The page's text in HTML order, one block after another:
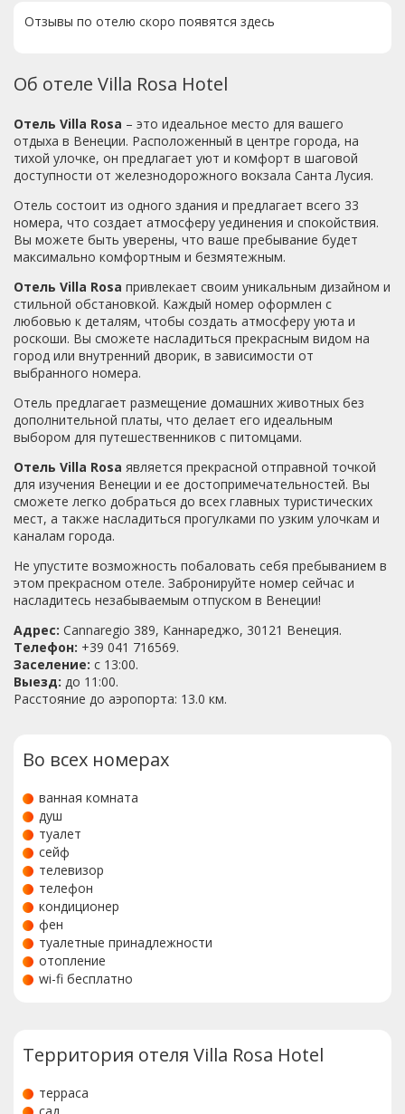
Отзывы по отелю скоро появятся здесь
Об отеле Villa Rosa Hotel
Отель Villa Rosa – это идеальное место для вашего
отдыха в Венеции. Расположенный в центре города, на
тихой улочке, он предлагает уют и комфорт в шаговой
доступности от железнодорожного вокзала Санта Лусия.
Отель состоит из одного здания и предлагает всего 33
номера, что создает атмосферу уединения и спокойствия.
Вы можете быть уверены, что ваше пребывание будет
максимально комфортным и безмятежным.
Отель Villa Rosa привлекает своим уникальным дизайном и
стильной обстановкой. Каждый номер оформлен с
любовью к деталям, чтобы создать атмосферу уюта и
роскоши. Вы сможете насладиться прекрасным видом на
город или внутренний дворик, в зависимости от
выбранного номера.
Отель предлагает размещение домашних животных без
дополнительной платы, что делает его идеальным
выбором для путешественников с питомцами.
Отель Villa Rosa является прекрасной отправной точкой
для изучения Венеции и ее достопримечательностей. Вы
сможете легко добраться до всех главных туристических
мест, а также насладиться прогулками по узким улочкам и
каналам города.
Не упустите возможность побаловать себя пребыванием в
этом прекрасном отеле. Забронируйте номер сейчас и
насладитесь незабываемым отпуском в Венеции!
Адрес: Cannaregio 389, Каннареджо, 30121 Венеция.
Телефон: +39 041 716569.
Заселение: с 13:00.
Выезд: до 11:00.
Расстояние до аэропорта: 13.0 км.
Во всех номерах
ванная комната
душ
туалет
сейф
телевизор
телефон
кондиционер
фен
туалетные принадлежности
отопление
wi-fi бесплатно
Территория отеля Villa Rosa Hotel
терраса